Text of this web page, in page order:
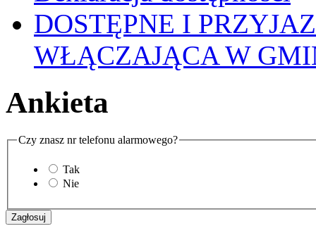
DOSTĘPNE I
WŁĄCZAJĄCA W
Ankieta
Czy znasz nr telefonu alarmowego?
Tak
Nie